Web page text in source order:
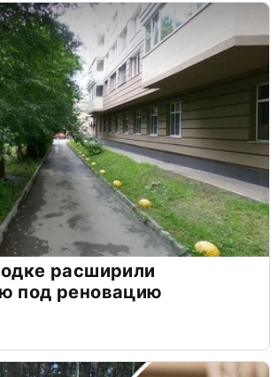
расширили
под реновацию